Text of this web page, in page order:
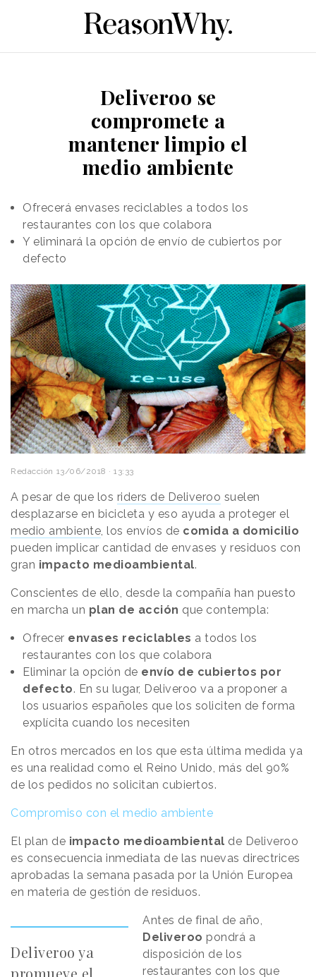
Deliveroo se
compromete a
mantener limpio el
medio ambiente
Ofrecerá envases reciclables a todos los
restaurantes con los que colabora
Y eliminará la opción de envío de cubiertos por
defecto
Redacción 13/06/2018 · 13:33
A pesar de que los riders de Deliveroo suelen
desplazarse en bicicleta y eso ayuda a proteger el
medio ambiente, los envíos de comida a domicilio
pueden implicar cantidad de envases y residuos con
gran impacto medioambiental.
Conscientes de ello, desde la compañía han puesto
en marcha un plan de acción que contempla:
Ofrecer envases reciclables a todos los
restaurantes con los que colabora
Eliminar la opción de envío de cubiertos por
defecto. En su lugar, Deliveroo va a proponer a
los usuarios españoles que los soliciten de forma
explícita cuando los necesiten
En otros mercados en los que esta última medida ya
es una realidad como el Reino Unido, más del 90%
de los pedidos no solicitan cubiertos.
Compromiso con el medio ambiente
El plan de impacto medioambiental de Deliveroo
es consecuencia inmediata de las nuevas directrices
aprobadas la semana pasada por la Unión Europea
en materia de gestión de residuos.
Deliveroo ya
Antes de final de año,
Deliveroo pondrá a
disposición de los
restaurantes con los que